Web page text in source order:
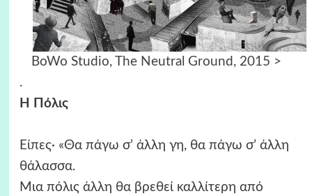
BoWo Studio, The Neutral Ground, 2015 >
.
Η Πόλις
Είπες· «Θα πάγω σ’ άλλη γη, θα πάγω σ’ άλλη
θάλασσα.
Μια πόλις άλλη θα βρεθεί καλλίτερη από